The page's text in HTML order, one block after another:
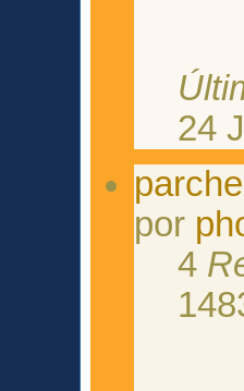
24
por
4